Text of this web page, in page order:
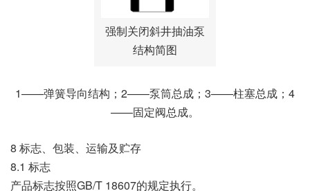
强制关闭斜井抽油泵
结构简图
1——弹簧导向结构；2——泵筒总成；3——柱塞总成；4
——固定阀总成。
8 标志、包装、运输及贮存
8.1 标志
产品标志按照GB/T 18607的规定执行。